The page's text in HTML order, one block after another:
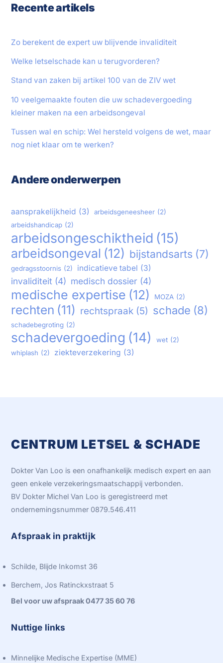
Recente artikels
Zo berekent de expert uw blijvende invaliditeit
Welke letselschade kan u terugvorderen?
Stand van zaken bij artikel 100 van de ZIV wet
10 veelgemaakte fouten die uw schadevergoeding
kleiner maken na een arbeidsongeval
Tussen wal en schip: Wel hersteld volgens de wet, maar
nog niet klaar om te werken?
Andere onderwerpen
aansprakelijkheid (3) arbeidsgeneesheer (2)
arbeidshandicap (2)
arbeidsongeschiktheid (15)
arbeidsongeval (12) bijstandsarts (7)
gedragsstoornis (2) indicatieve tabel (3)
invaliditeit (4) medisch dossier (4)
medische expertise (12) MOZA (2)
rechten (11) rechtspraak (5) schade (8)
schadebegroting (2)
schadevergoeding (14) wet (2)
whiplash (2) ziekteverzekering (3)
Back
Top
CENTRUM LETSEL & SCHADE
Dokter Van Loo is een onafhankelijk medisch expert en aan
geen enkele verzekeringsmaatschappij verbonden.
BV Dokter Michel Van Loo is geregistreerd met
ondernemingsnummer 0879.546.411
Afspraak in praktijk
Schilde, Blijde Inkomst 36
Berchem, Jos Ratinckxstraat 5
Bel voor uw afspraak 0477 35 60 76
Nuttige links
Minnelijke Medische Expertise (MME)